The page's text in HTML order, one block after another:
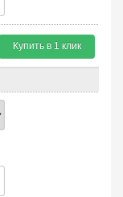
Купить в 1 клик